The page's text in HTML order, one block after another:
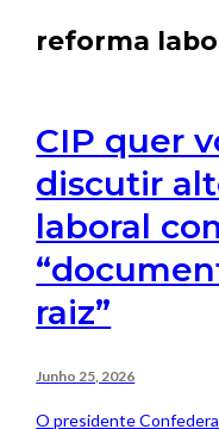
reforma
CIP quer
discutir
laboral
raiz”
Junho 25, 2026
O presidente